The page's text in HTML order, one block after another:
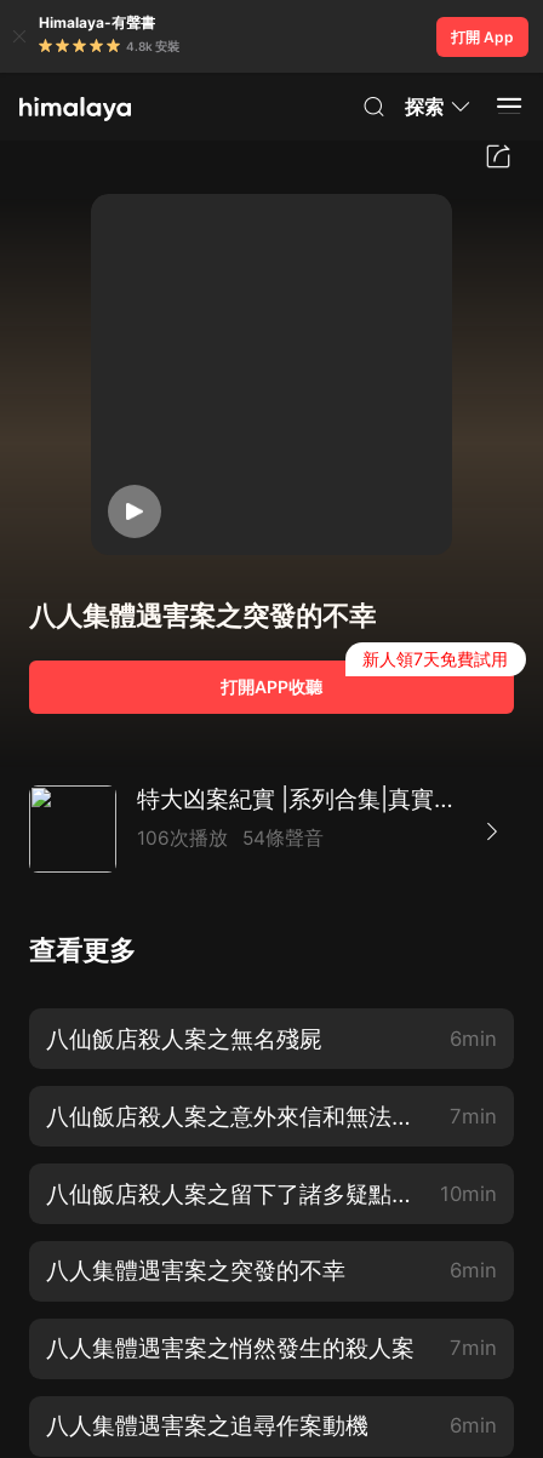
Himalaya-有聲書
4.8k 安裝
打開 App
探索
八人集體遇害案之突發的不幸
打開APP收聽
新人領7天免費試用
特大凶案紀實 |系列合集|真實案件 | 刑偵大案|懸案
106次播放 54條聲音
查看更多
八仙飯店殺人案之無名殘屍 6min
八仙飯店殺人案之意外來信和無法采集的指紋 7min
八仙飯店殺人案之留下了諸多疑點的殺人案 10min
八人集體遇害案之突發的不幸 6min
八人集體遇害案之悄然發生的殺人案 7min
八人集體遇害案之追尋作案動機 6min